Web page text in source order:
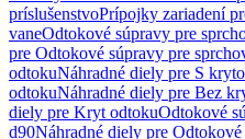
príslušenstvoPrípojky zariadení
vaneOdtokové súpravy pre
pre Odtokové súpravy pre
odtokuNáhradné diely pre S
odtokuNáhradné diely pre Bez
diely pre Kryt odtokuOdtokové
d90Náhradné diely pre